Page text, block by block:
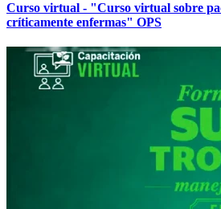
Curso virtual - "Curso virtual sobre
críticamente enfermas" OPS